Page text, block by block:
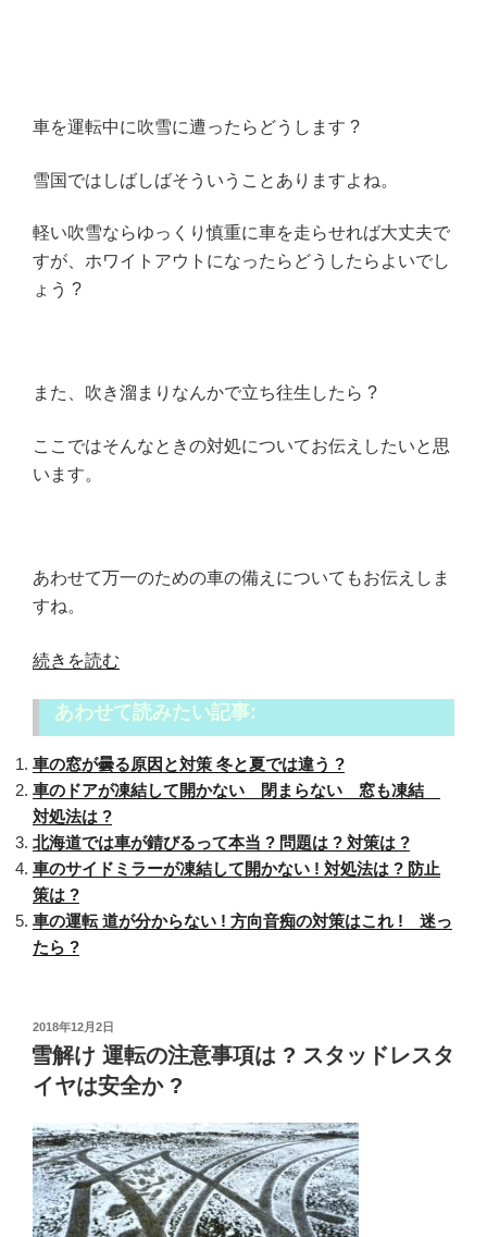
車を運転中に吹雪に遭ったらどうします ?
雪国ではしばしばそういうことありますよね。
軽い吹雪ならゆっくり慎重に車を走らせれば大丈夫で
すが、ホワイトアウトになったらどうしたらよいでし
ょう ?
また、吹き溜まりなんかで立ち往生したら ?
ここではそんなときの対処についてお伝えしたいと思
います。
あわせて万一のための車の備えについてもお伝えしま
すね。
“吹
っ
た
ら
車
の
運
転
立
ち
往
し
た
ら
?
続きを読む
あわせて読みたい記事:
車の窓が曇る原因と対策 冬と夏では違う ?
車のドアが凍結して開かない 閉まらない 窓も凍結
対処法は ?
北海道では車が錆びるって本当 ? 問題は ? 対策は ?
車のサイドミラーが凍結して開かない ! 対処法は ? 防止
策は ?
車の運転 道が分からない ! 方向音痴の対策はこれ ! 迷っ
たら ?
投
稿
日:
2018年12月2日
雪解け 運転の注意事項は ? スタッドレスタ
イヤは安全か ?